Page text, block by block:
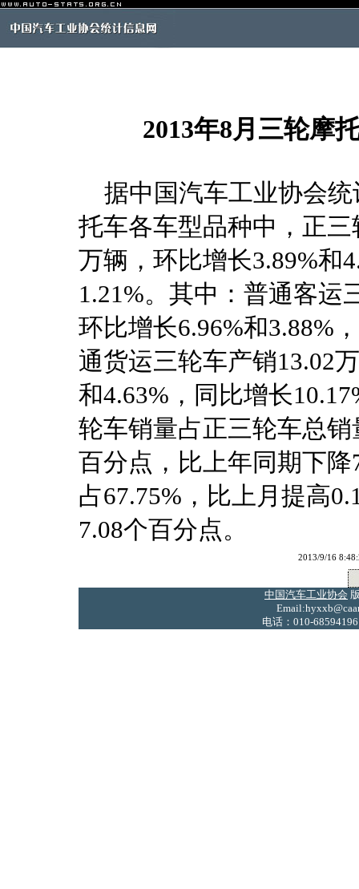
2013年8月三轮摩
据中国汽车工业协会统
托车各车型品种中，正
万辆，环比增长3.89%和
1.21%。其中：普通客运
环比增长6.96%和3.88%
通货运三轮车产销13.02
和4.63%，同比增长
轮车销量占正三轮车总
百分点，比上年同期下
占67.75%，比上月提高
7.08个百分点。
2013/9/16
中国汽车工业协会
电话：010-